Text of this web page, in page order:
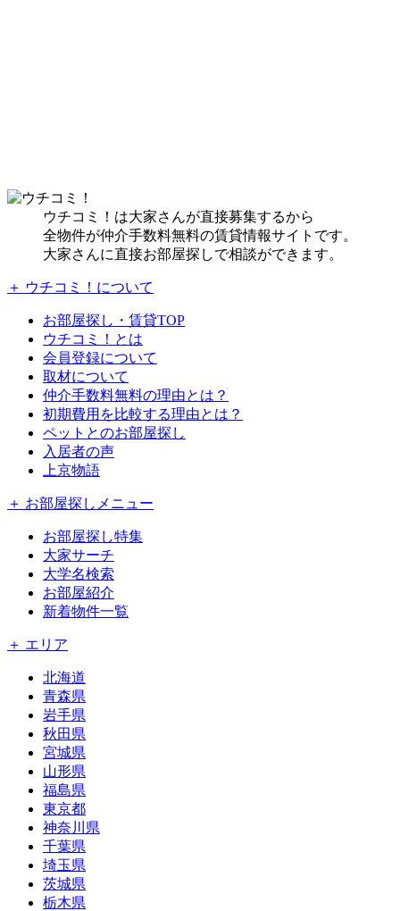
ウチコミ！は大家さんが直接募集するから
全物件が仲介手数料無料の賃貸情報サイトです。
大家さんに直接お部屋探しで相談ができます。
＋ ウチコミ！について
お部屋探し・賃貸TOP
ウチコミ！とは
会員登録について
取材について
仲介手数料無料の理由とは？
初期費用を比較する理由とは？
ペットとのお部屋探し
入居者の声
上京物語
＋ お部屋探しメニュー
お部屋探し特集
大家サーチ
大学名検索
お部屋紹介
新着物件一覧
＋ エリア
北海道
青森県
岩手県
秋田県
宮城県
山形県
福島県
東京都
神奈川県
千葉県
埼玉県
茨城県
栃木県